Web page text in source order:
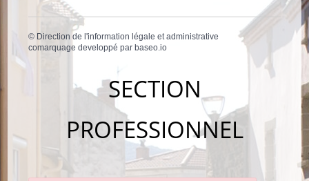
© Direction de l'information légale et administrative
comarquage developpé parbaseo.io
SECTION
PROFESSIONNEL